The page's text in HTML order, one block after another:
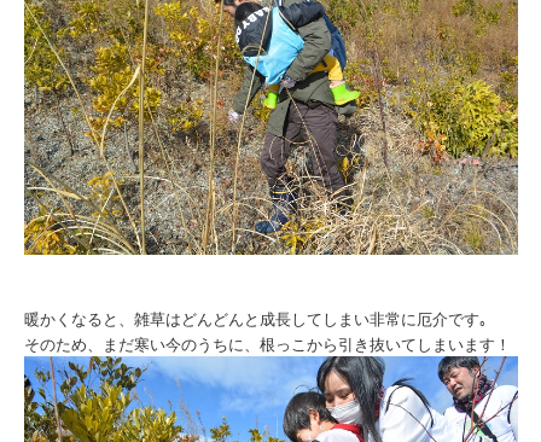
暖かくなると、雑草はどんどんと成長してしまい非常に厄介です｡
そのため、まだ寒い今のうちに、根っこから引き抜いてしまいます！